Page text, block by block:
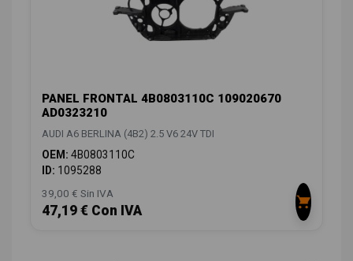
PANEL FRONTAL 4B0803110C 109020670
AD0323210
AUDI A6 BERLINA (4B2) 2.5 V6 24V TDI
OEM: 4B0803110C
ID: 1095288
39,00 € Sin IVA
47,19 € Con IVA